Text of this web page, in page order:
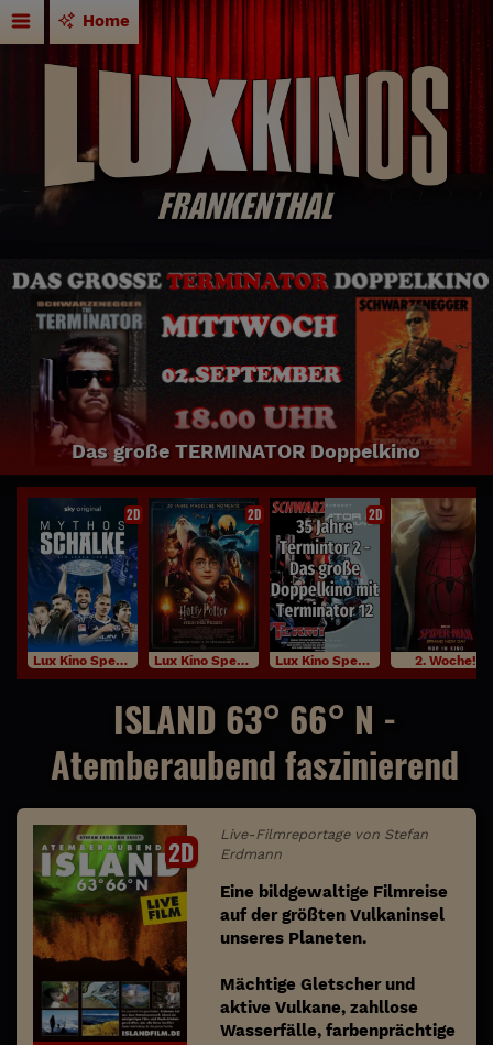
Home
Das große TERMINATOR Doppelkino
2D
Lux Kino Specials
2D
Lux Kino Specials
2D
Lux Kino Specials 2. Woche!
ISLAND 63° 66° N -
Atemberaubend faszinierend
2D
Live-Filmreportage von Stefan
Erdmann
Eine bildgewaltige Filmreise
auf der größten Vulkaninsel
unseres Planeten.
Mächtige Gletscher und
aktive Vulkane, zahllose
Wasserfälle, farbenprächtige